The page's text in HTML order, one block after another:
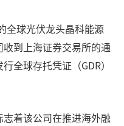
全球光伏龙头晶科能源
收到上海证券交易所的通
全球存托凭证（GDR）
着该公司在推进海外融